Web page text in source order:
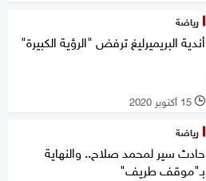
رياضة
أندية البريميرليغ ترفض "الرؤية الكبيرة"
l 15 أكتوبر 2020
رياضة
حادث سير لمحمد صلاح.. والنهاية
بـ"موقف طريف"